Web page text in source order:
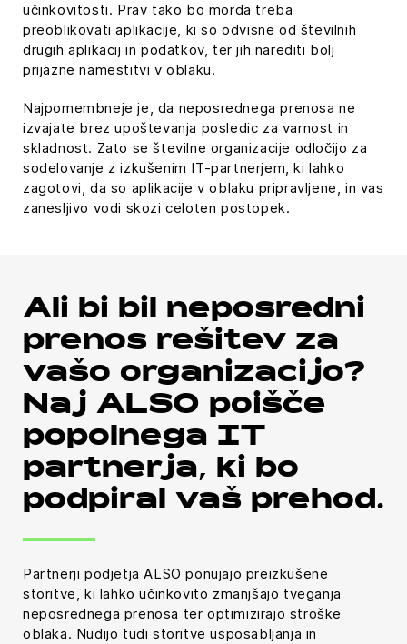
učinkovitosti. Prav tako bo morda treba
preoblikovati aplikacije, ki so odvisne od številnih
drugih aplikacij in podatkov, ter jih narediti bolj
prijazne namestitvi v oblaku.
Najpomembneje je, da neposrednega prenosa ne
izvajate brez upoštevanja posledic za varnost in
skladnost. Zato se številne organizacije odločijo za
sodelovanje z izkušenim IT-partnerjem, ki lahko
zagotovi, da so aplikacije v oblaku pripravljene, in vas
zanesljivo vodi skozi celoten postopek.
Ali bi bil neposredni
prenos rešitev za
vašo organizacijo?
Naj ALSO poišče
popolnega IT
partnerja, ki bo
podpiral vaš prehod.
Partnerji podjetja ALSO ponujajo preizkušene
storitve, ki lahko učinkovito zmanjšajo tveganja
neposrednega prenosa ter optimizirajo stroške
oblaka. Nudijo tudi storitve usposabljanja in